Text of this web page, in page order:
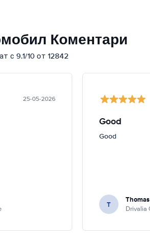
Коментари
с 9.1/10 от 12842
25-05-2026
Good
Good
T Drivalia